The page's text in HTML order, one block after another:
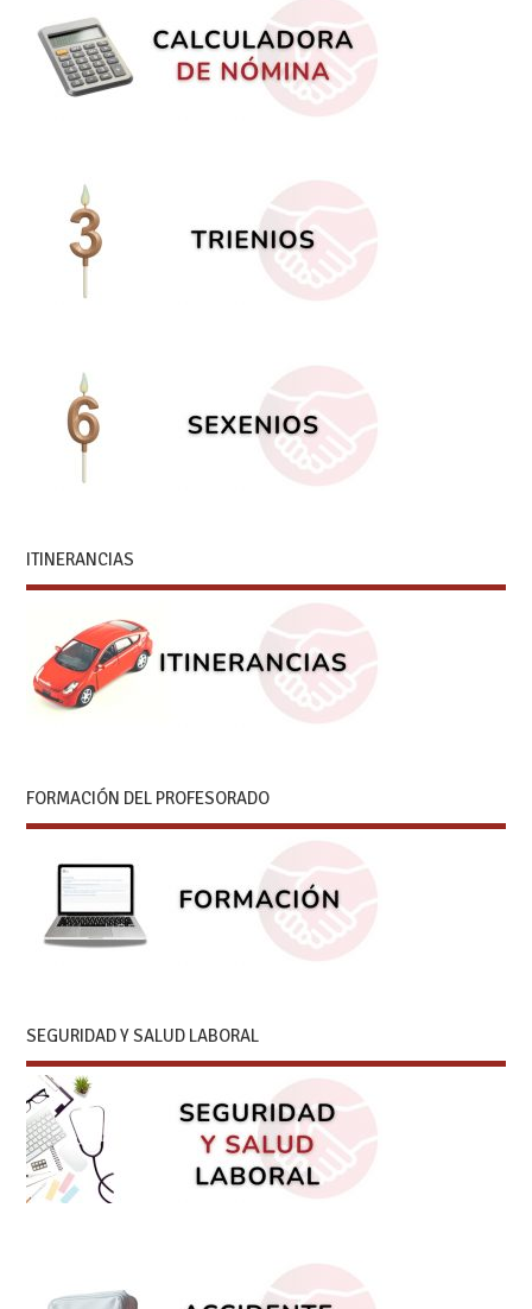
ITINERANCIAS
FORMACIÓN DEL PROFESORADO
SEGURIDAD Y SALUD LABORAL